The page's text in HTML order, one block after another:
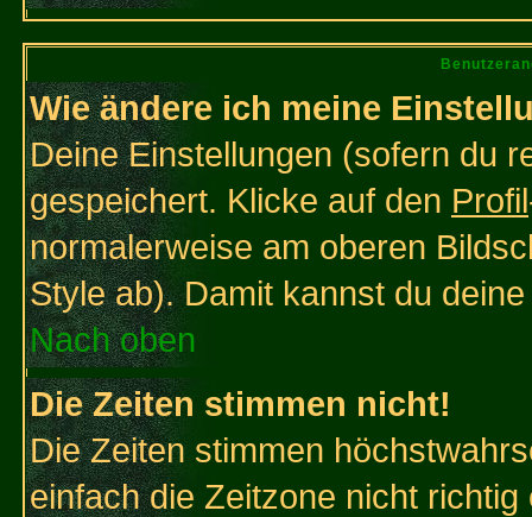
Wie ändere ich meine
Deine Einstellungen (sofern du
gespeichert. Klicke auf den Profil
normalerweise am oberen
Style ab). Damit kannst du
Nach oben
Die Zeiten stimmen nicht!
Die Zeiten stimmen
einfach die Zeitzone nicht